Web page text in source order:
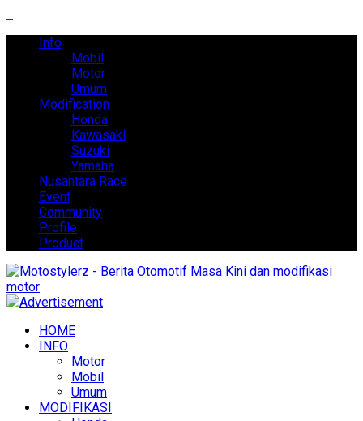
Info
Mobil
Motor
Umum
Modification
Honda
Kawasaki
Suzuki
Yamaha
Nusantara Race
Event
Community
Profile
Product
HOME
INFO
Motor
Mobil
Umum
MODIFIKASI